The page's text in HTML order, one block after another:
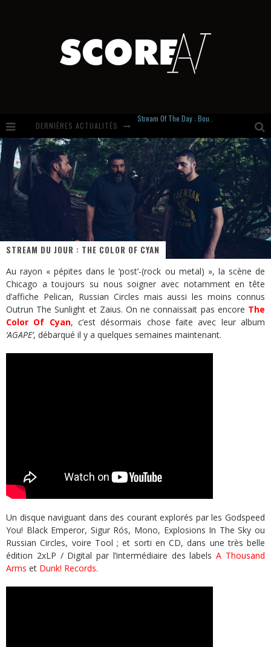
DERNIÈRES ACTUALITÉS
Hardcore, Actually. Meet Cút Lộn
STREAM DU JOUR : THE COLOR OF CYAN
Au rayon « pépites dans le ‘post’-(rock ou metal) », la scène de
Chicago a toujours su nous soigner avec notamment en tête
d’affiche Pelican, Russian Circles mais aussi les moins connus
Outrun The Sunlight et Zaius. On ne connaissait pas encore The
Color Of Cyan, c’est désormais chose faite avec leur album
‘AGAPE’, débarqué il y a quelques semaines maintenant.
Un disque naviguant dans des courant explorés par les Godspeed
You! Black Emperor, Sigur Rós, Mono, Explosions In The Sky ou
Russian Circles, voire Tool ; et sorti en CD, dans une très belle
édition 2xLP / Digital par l’intermédiaire des labelsA Thousand
Arms et Dunk! Records.